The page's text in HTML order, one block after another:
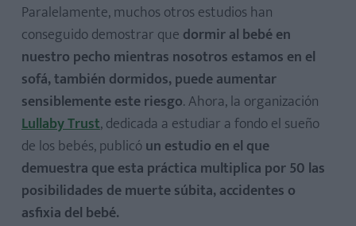
Paralelamente, muchos otros estudios han
conseguido demostrar que dormir al bebé en
nuestro pecho mientras nosotros estamos en el
sofá, también dormidos, puede aumentar
sensiblemente este riesgo. Ahora, la organización
Lullaby Trust, dedicada a estudiar a fondo el sueño
de los bebés, publicóun estudio en el que
demuestra que esta práctica multiplica por 50 las
posibilidades de muerte súbita, accidentes o
asfixia del bebé.